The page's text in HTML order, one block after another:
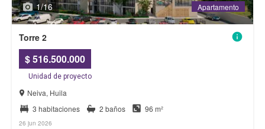
Apartamento
Apartamento
1/16
Torre 2
$ 516.500.000
Unidad de proyecto
Neiva, Huila
3 habitaciones
2 baños 96 m²
26 jun 2026